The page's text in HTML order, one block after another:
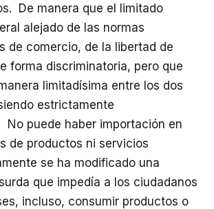
De manera que el limitado
alejado de las normas
de comercio, de la libertad de
forma discriminatoria, pero que
limitadísima entre los dos
estrictamente
No puede haber importación en
de productos ni servicios
se ha modificado una
que impedía a los ciudadanos
incluso, consumir productos o